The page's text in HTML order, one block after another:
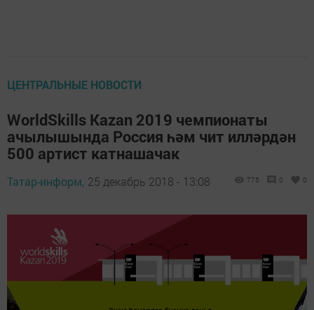
ЦЕНТРАЛЬНЫЕ НОВОСТИ
WorldSkills Kazan 2019 чемпионаты
ачылышында Россия һәм чит илләрдән
500 артист катнашачак
Татар-информ, 25 декабрь 2018 - 13:08 775 0 0